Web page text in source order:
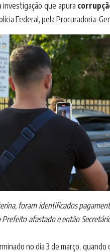
investigação que apura
Federal, pela Procuradoria-
foram identificados
Prefeito afastado e então
no dia 3 de março,